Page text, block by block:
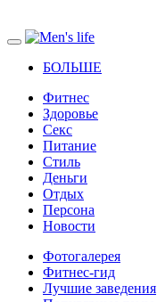
БОЛЬШЕ
Фитнес
Здоровье
Секс
Питание
Стиль
Деньги
Отдых
Персона
Новости
Фотогалерея
Фитнес-гид
Лучшие заведения